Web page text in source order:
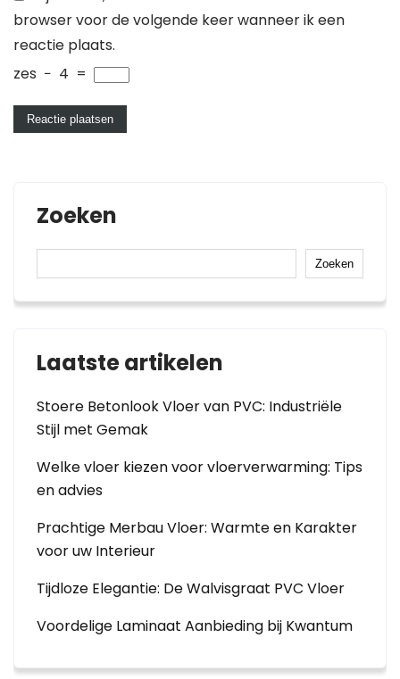
browser voor de volgende keer wanneer ik een
reactie plaats.
zes − 4 =
Zoeken
Zoeken
Laatste artikelen
Stoere Betonlook Vloer van PVC: Industriële
Stijl met Gemak
Welke vloer kiezen voor vloerverwarming: Tips
en advies
Prachtige Merbau Vloer: Warmte en Karakter
voor uw Interieur
Tijdloze Elegantie: De Walvisgraat PVC Vloer
Voordelige Laminaat Aanbieding bij Kwantum